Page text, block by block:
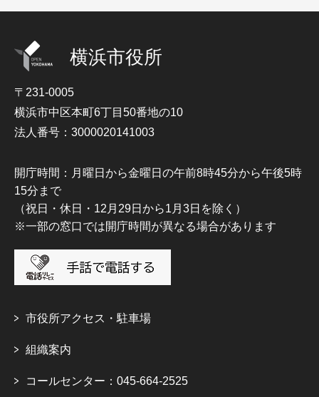
横浜市役所
〒231-0005
横浜市中区本町6丁目50番地の10
法人番号：3000020141003
開庁時間：月曜日から金曜日の午前8時45分から午後5時
15分まで
（祝日・休日・12月29日から1月3日を除く）
※一部の窓口では開庁時間が異なる場合があります
市役所アクセス・駐車場
組織案内
コールセンター：045-664-2525